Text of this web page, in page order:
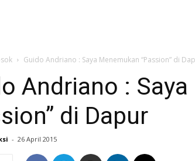
Guido Andriano : Saya Menemukan “Passion” di
Andriano :
di Dapur
- 26 April 2015